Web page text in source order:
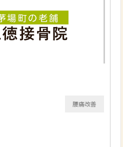
腰痛改善